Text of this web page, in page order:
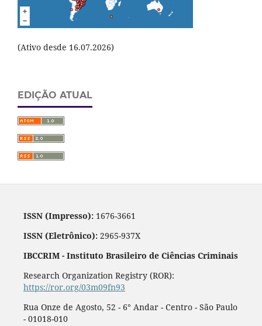
(Ativo desde 16.07.2026)
EDIÇÃO ATUAL
ISSN (Impresso):1676-3661
ISSN (Eletrônico):2965-937X
IBCCRIM - Instituto Brasileiro de Ciências Criminais
Research Organization Registry (ROR):
https://ror.org/03m09fn93
Rua Onze de Agosto, 52 - 6° Andar - Centro - São Paulo
- 01018-010